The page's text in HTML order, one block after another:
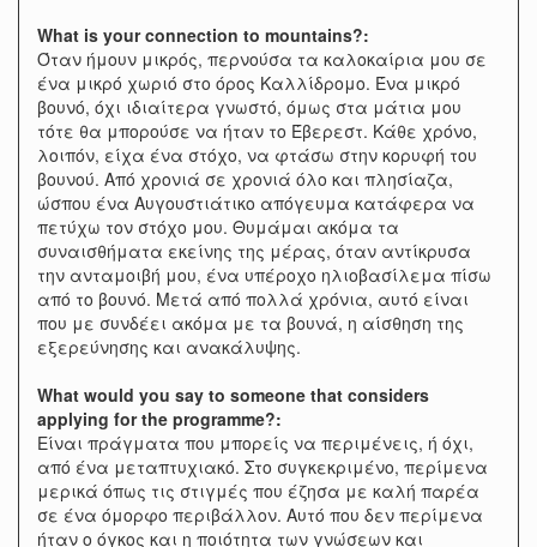
What is your connection to mountains?:
Όταν ήμουν μικρός, περνούσα τα καλοκαίρια μου σε
ένα μικρό χωριό στο όρος Καλλίδρομο. Ένα μικρό
βουνό, όχι ιδιαίτερα γνωστό, όμως στα μάτια μου
τότε θα μπορούσε να ήταν το Έβερεστ. Κάθε χρόνο,
λοιπόν, είχα ένα στόχο, να φτάσω στην κορυφή του
βουνού. Από χρονιά σε χρονιά όλο και πλησίαζα,
ώσπου ένα Αυγουστιάτικο απόγευμα κατάφερα να
πετύχω τον στόχο μου. Θυμάμαι ακόμα τα
συναισθήματα εκείνης της μέρας, όταν αντίκρυσα
την ανταμοιβή μου, ένα υπέροχο ηλιοβασίλεμα πίσω
από το βουνό. Μετά από πολλά χρόνια, αυτό είναι
που με συνδέει ακόμα με τα βουνά, η αίσθηση της
εξερεύνησης και ανακάλυψης.
What would you say to someone that considers
applying for the programme?:
Είναι πράγματα που μπορείς να περιμένεις, ή όχι,
από ένα μεταπτυχιακό. Στο συγκεκριμένο, περίμενα
μερικά όπως τις στιγμές που έζησα με καλή παρέα
σε ένα όμορφο περιβάλλον. Αυτό που δεν περίμενα
ήταν ο όγκος και η ποιότητα των γνώσεων και